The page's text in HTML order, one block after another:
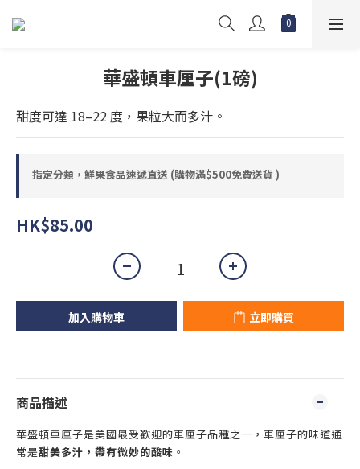
華盛頓車厘子(1磅)
甜度可達 18–22 度，果粒大而多汁。
指定分類，鮮果食品速遞直送 (購物滿$500免費送貨 )
HK$85.00
加入購物車 立即購買
商品描述
華盛頓車厘子是美國最受歡迎的車厘子品種之一 ， 車厘子的味道通
常是甜美多汁，帶有微妙的酸味 。